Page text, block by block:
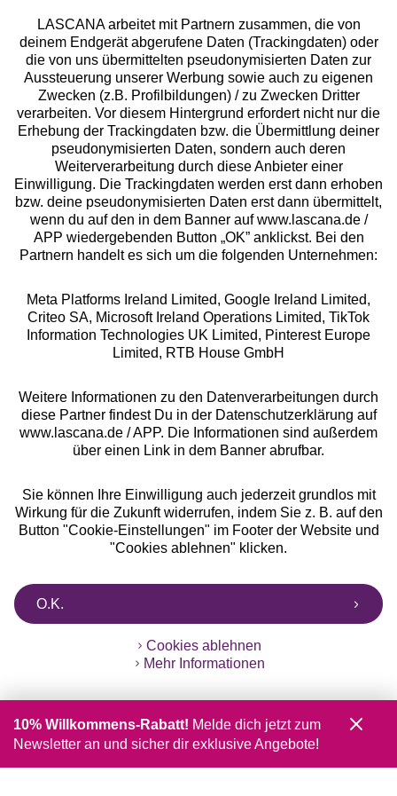
Services
Beratung
Über uns
Rechtliches
Alle Preise inkl. MwSt., zzgl.
Versandkosten
** Bonität vorausgesetzt, berechtigt zur Bonitätsprüfung
LASCANA arbeitet mit Partnern zusammen, die von
deinem Endgerät abgerufene Daten (Trackingdaten) oder
die von uns übermittelten pseudonymisierten Daten zur
Aussteuerung unserer Werbung sowie auch zu eigenen
Zwecken (z.B. Profilbildungen) / zu Zwecken Dritter
verarbeiten. Vor diesem Hintergrund erfordert nicht nur die
Erhebung der Trackingdaten bzw. die Übermittlung deiner
pseudonymisierten Daten, sondern auch deren
Weiterverarbeitung durch diese Anbieter einer
Einwilligung. Die Trackingdaten werden erst dann erhoben
bzw. deine pseudonymisierten Daten erst dann übermittelt,
wenn du auf den in dem Banner auf www.lascana.de /
APP wiedergebenden Button „OK” anklickst. Bei den
Partnern handelt es sich um die folgenden Unternehmen:
Meta Platforms Ireland Limited, Google Ireland Limited,
Criteo SA, Microsoft Ireland Operations Limited, TikTok
Information Technologies UK Limited, Pinterest Europe
Limited, RTB House GmbH
Weitere Informationen zu den Datenverarbeitungen durch
diese Partner findest Du in der Datenschutzerklärung auf
www.lascana.de / APP. Die Informationen sind außerdem
über einen Link in dem Banner abrufbar.
Sie können Ihre Einwilligung auch jederzeit grundlos mit
Wirkung für die Zukunft widerrufen, indem Sie z. B. auf den
Button "Cookie-Einstellungen" im Footer der Website und
"Cookies ablehnen" klicken.
O.K.
Cookies ablehnen
Mehr Informationen
10% Willkommens-Rabatt! Melde dich jetzt zum
Newsletter an und sicher dir exklusive Angebote!